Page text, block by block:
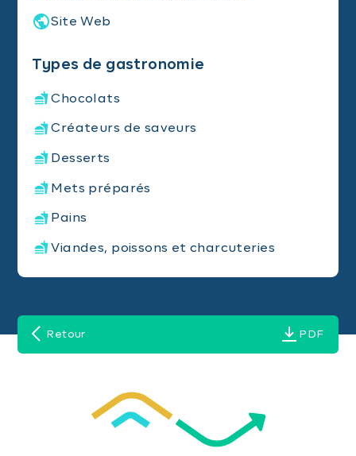
Site Web
Types de gastronomie
Chocolats
Créateurs de saveurs
Desserts
Mets préparés
Pains
Viandes, poissons et charcuteries
Retour PDF